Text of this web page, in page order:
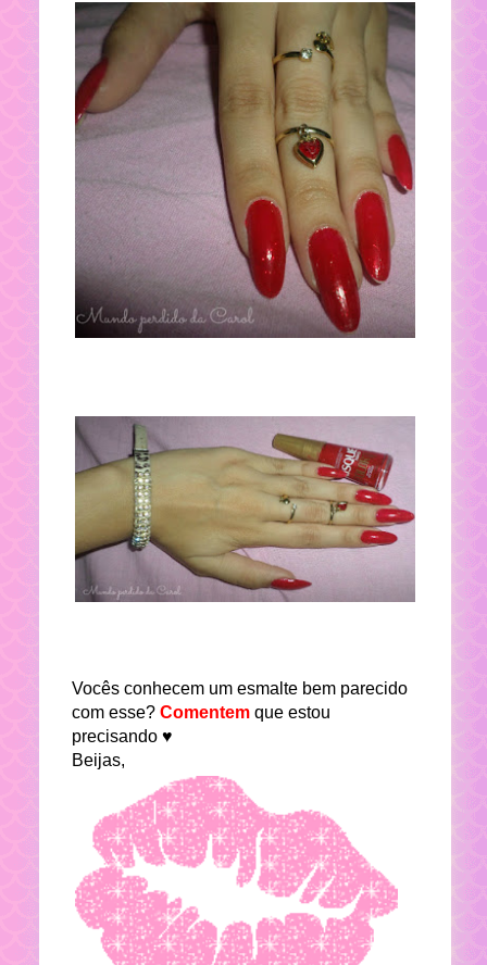
Vocês conhecem um esmalte bem parecido
com esse? Comentemque estou
precisando ♥
Beijas,